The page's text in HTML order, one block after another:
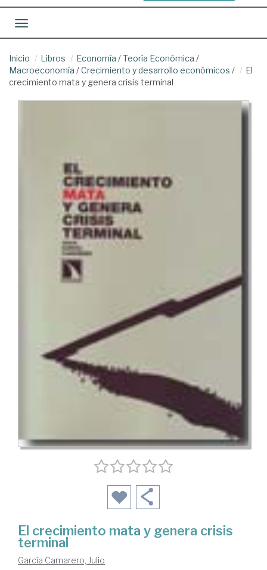
Toggle navigation
Inicio Libros Economía /Teoría Económica /
Macroeconomía /Crecimiento y desarrollo económicos /
El
crecimiento mata y genera crisis terminal
El crecimiento mata y genera crisis
terminal
García Camarero, Julio